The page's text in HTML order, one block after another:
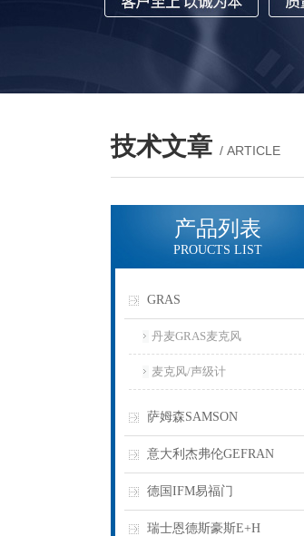
技术文章 / ARTICLE
产品列表
PROUCTS LIST
GRAS
丹麦GRAS麦克风
麦克风/声级计
萨姆森SAMSON
意大利杰弗伦GEFRAN
德国IFM易福门
瑞士恩德斯豪斯E+H